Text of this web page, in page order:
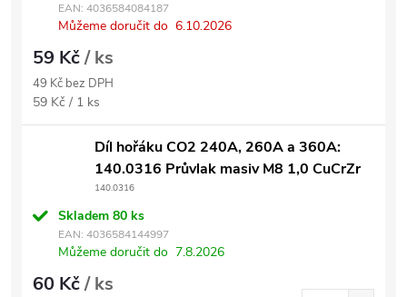
EAN: 4036584084187
Můžeme doručit do 6.10.2026
59 Kč/ ks
49 Kč bez DPH
Měrná cena:
59 Kč / 1 ks
Díl hořáku CO2 240A, 260A a 360A:
140.0316 Průvlak masiv M8 1,0 CuCrZr
140.0316
Skladem 80 ks
EAN: 4036584144997
Můžeme doručit do 7.8.2026
60 Kč/ ks